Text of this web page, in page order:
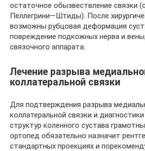
остаточное обызвествление связки
Пеллегрини—Штиды). После
возможны рубцовая деформация
повреждение подкожных нерва и
связочного аппарата.
Лечение разрыва
коллатеральной связки
Для подтверждения разрыва
коллатеральной связки и
структур коленного сустава
ортопед обязательно назначит
стандартных проекциях и